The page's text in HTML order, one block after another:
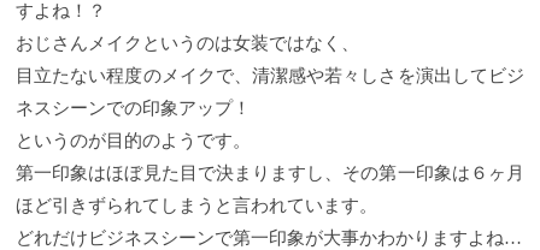
すよね！？
おじさんメイクというのは女装ではなく、
目立たない程度のメイクで、清潔感や若々しさを演出してビジ
ネスシーンでの印象アップ！
というのが目的のようです。
第一印象はほぼ見た目で決まりますし、その第一印象は６ヶ月
ほど引きずられてしまうと言われています。
どれだけビジネスシーンで第一印象が大事かわかりますよね…